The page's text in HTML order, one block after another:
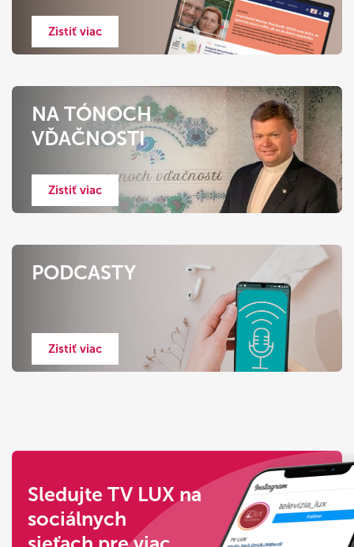
Zistiť viac
NA TÓNOCH
VĎAČNOSTI
Zistiť viac
PODCASTY
Zistiť viac
Sledujte TV LUX na
sociálnych